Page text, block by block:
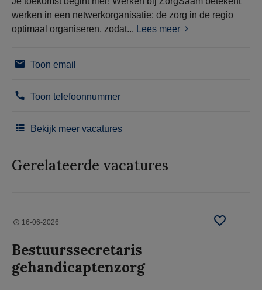
werken in een netwerkorganisatie: de zorg in de regio
optimaal organiseren, zodat... Lees meer
Toon email
Toon telefoonnummer
Bekijk meer vacatures
Gerelateerde vacatures
16-06-2026
Bestuurssecretaris
gehandicaptenzorg